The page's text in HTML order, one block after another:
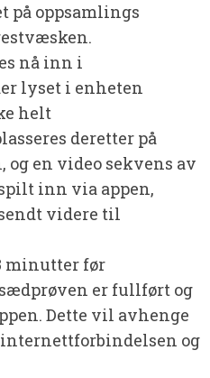
på oppsamlings
nå inn i
lyset i enheten
helt
deretter på
og en video sekvens av
inn via appen,
videre til
minutter før
er fullført og
Dette vil avhenge
og